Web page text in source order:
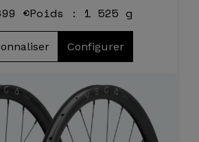
€Poids : 1 525 g
Configurer